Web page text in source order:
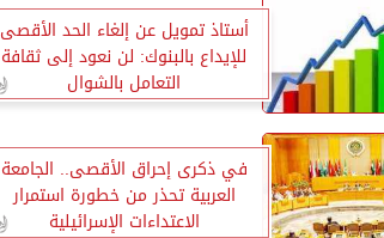
أستاذ تمويل عن إلغاء الحد الأقصى
للإيداع بالبنوك: لن نعود إلى ثقافة
التعامل بالشوال
في ذكرى إحراق الأقصى.. الجامعة
العربية تحذر من خطورة استمرار
الاعتداءات الإسرائيلية